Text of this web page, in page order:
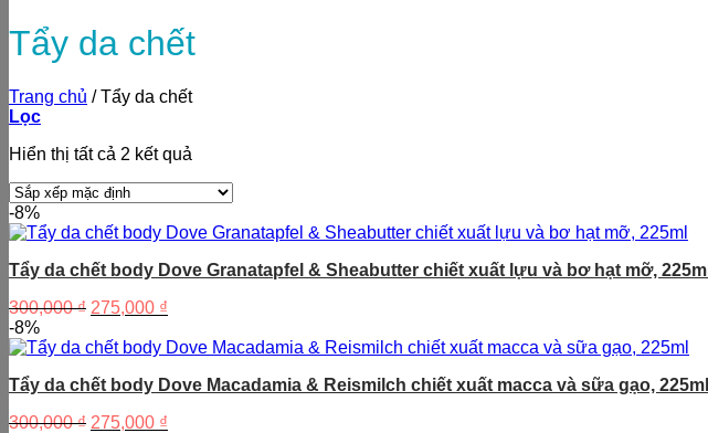
Tẩy da chết
Trang chủ /Tẩy da chết
Lọc
Hiển thị tất cả 2 kết quả
-8%
Tẩy da chết body Dove Granatapfel & Sheabutter chiết xuất lựu và bơ hạt mỡ, 225ml
300,000₫ Giá
là:
275,000 ₫
tại
275,000 ₫.
-8%
Tẩy da chết body Dove Macadamia & Reismilch chiết xuất macca và sữa gạo, 225ml
300,000₫ Giá
275,000 ₫